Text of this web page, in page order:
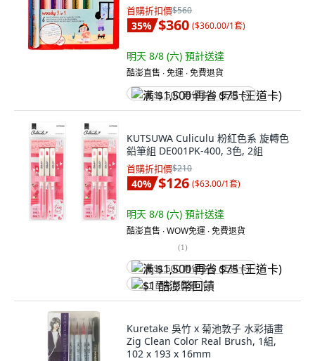
首購折扣價$560
35% $360 ($360.00/1套)
明天 8/8 (六) 預計送達
酷澎直售 ∙ 免運 ∙ 免費退貨
满 $1,500 再省 $75 (王道卡)
KUTSUWA Culiculu 粉紅色系 旋轉色
鉛筆組 DE001PK-400, 3色, 2組
首購折扣價$210
40% $126 ($63.00/1套)
明天 8/8 (六) 預計送達
酷澎直售 ∙ WOW免運 ∙ 免費退貨
(1)
满 $1,500 再省 $75 (王道卡)
$1 酷澎幣回饋
Kuretake 吳竹 x 菊池敦子 水彩插畫
Zig Clean Color Real Brush, 1組,
102 x 193 x 16mm